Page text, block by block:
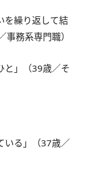
を繰り返して結
務系専門職）
と」（39歳／そ
いる」（37歳／